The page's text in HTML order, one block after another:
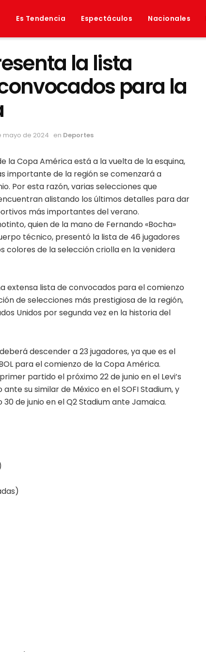
Es Tendencia Espectáculos Nacionales
la lista
para la
mayo de 2024 en Deportes
la Copa América está a la vuelta de la esquina,
importante de la región se comenzará a
Por esta razón, varias selecciones que
alistando los últimos detalles para dar
más importantes del verano.
quien de la mano de Fernando «Bocha»
técnico, presentó la lista de 46 jugadores
colores de la selección criolla en la venidera
extensa lista de convocados para el comienzo
de selecciones más prestigiosa de la región,
Unidos por segunda vez en la historia del
descender a 23 jugadores, ya que es el
para el comienzo de la Copa América.
partido el próximo 22 de junio en el Levi’s
su similar de México en el SOFI Stadium, y
de junio en el Q2 Stadium ante Jamaica.